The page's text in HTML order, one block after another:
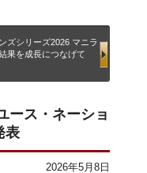
ズシリーズ2026 マニラ
果を成長につなげて
ース・ネーショ
表
2026年5月8日